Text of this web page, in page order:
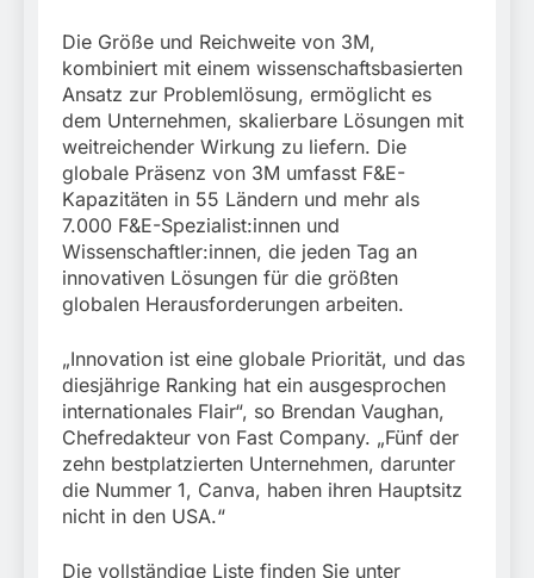
Die Größe und Reichweite von 3M,
kombiniert mit einem wissenschaftsbasierten
Ansatz zur Problemlösung, ermöglicht es
dem Unternehmen, skalierbare Lösungen mit
weitreichender Wirkung zu liefern. Die
globale Präsenz von 3M umfasst F&E-
Kapazitäten in 55 Ländern und mehr als
7.000 F&E-Spezialist:innen und
Wissenschaftler:innen, die jeden Tag an
innovativen Lösungen für die größten
globalen Herausforderungen arbeiten.
„Innovation ist eine globale Priorität, und das
diesjährige Ranking hat ein ausgesprochen
internationales Flair“, so Brendan Vaughan,
Chefredakteur von Fast Company. „Fünf der
zehn bestplatzierten Unternehmen, darunter
die Nummer 1, Canva, haben ihren Hauptsitz
nicht in den USA.“
Die vollständige Liste finden Sie unter